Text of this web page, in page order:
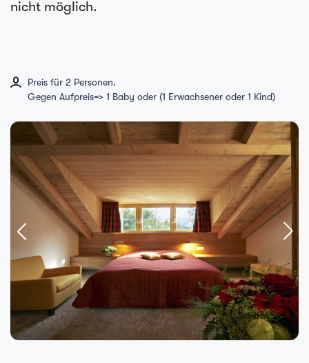
nicht möglich.
Preis für 2 Personen.
Gegen Aufpreis=> 1 Baby oder (1 Erwachsener oder 1 Kind)